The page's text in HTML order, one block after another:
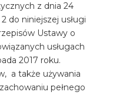
z dnia 24
do niniejszej usługi
Ustawy o
usługach
2017 roku.
a także używania
pełnego